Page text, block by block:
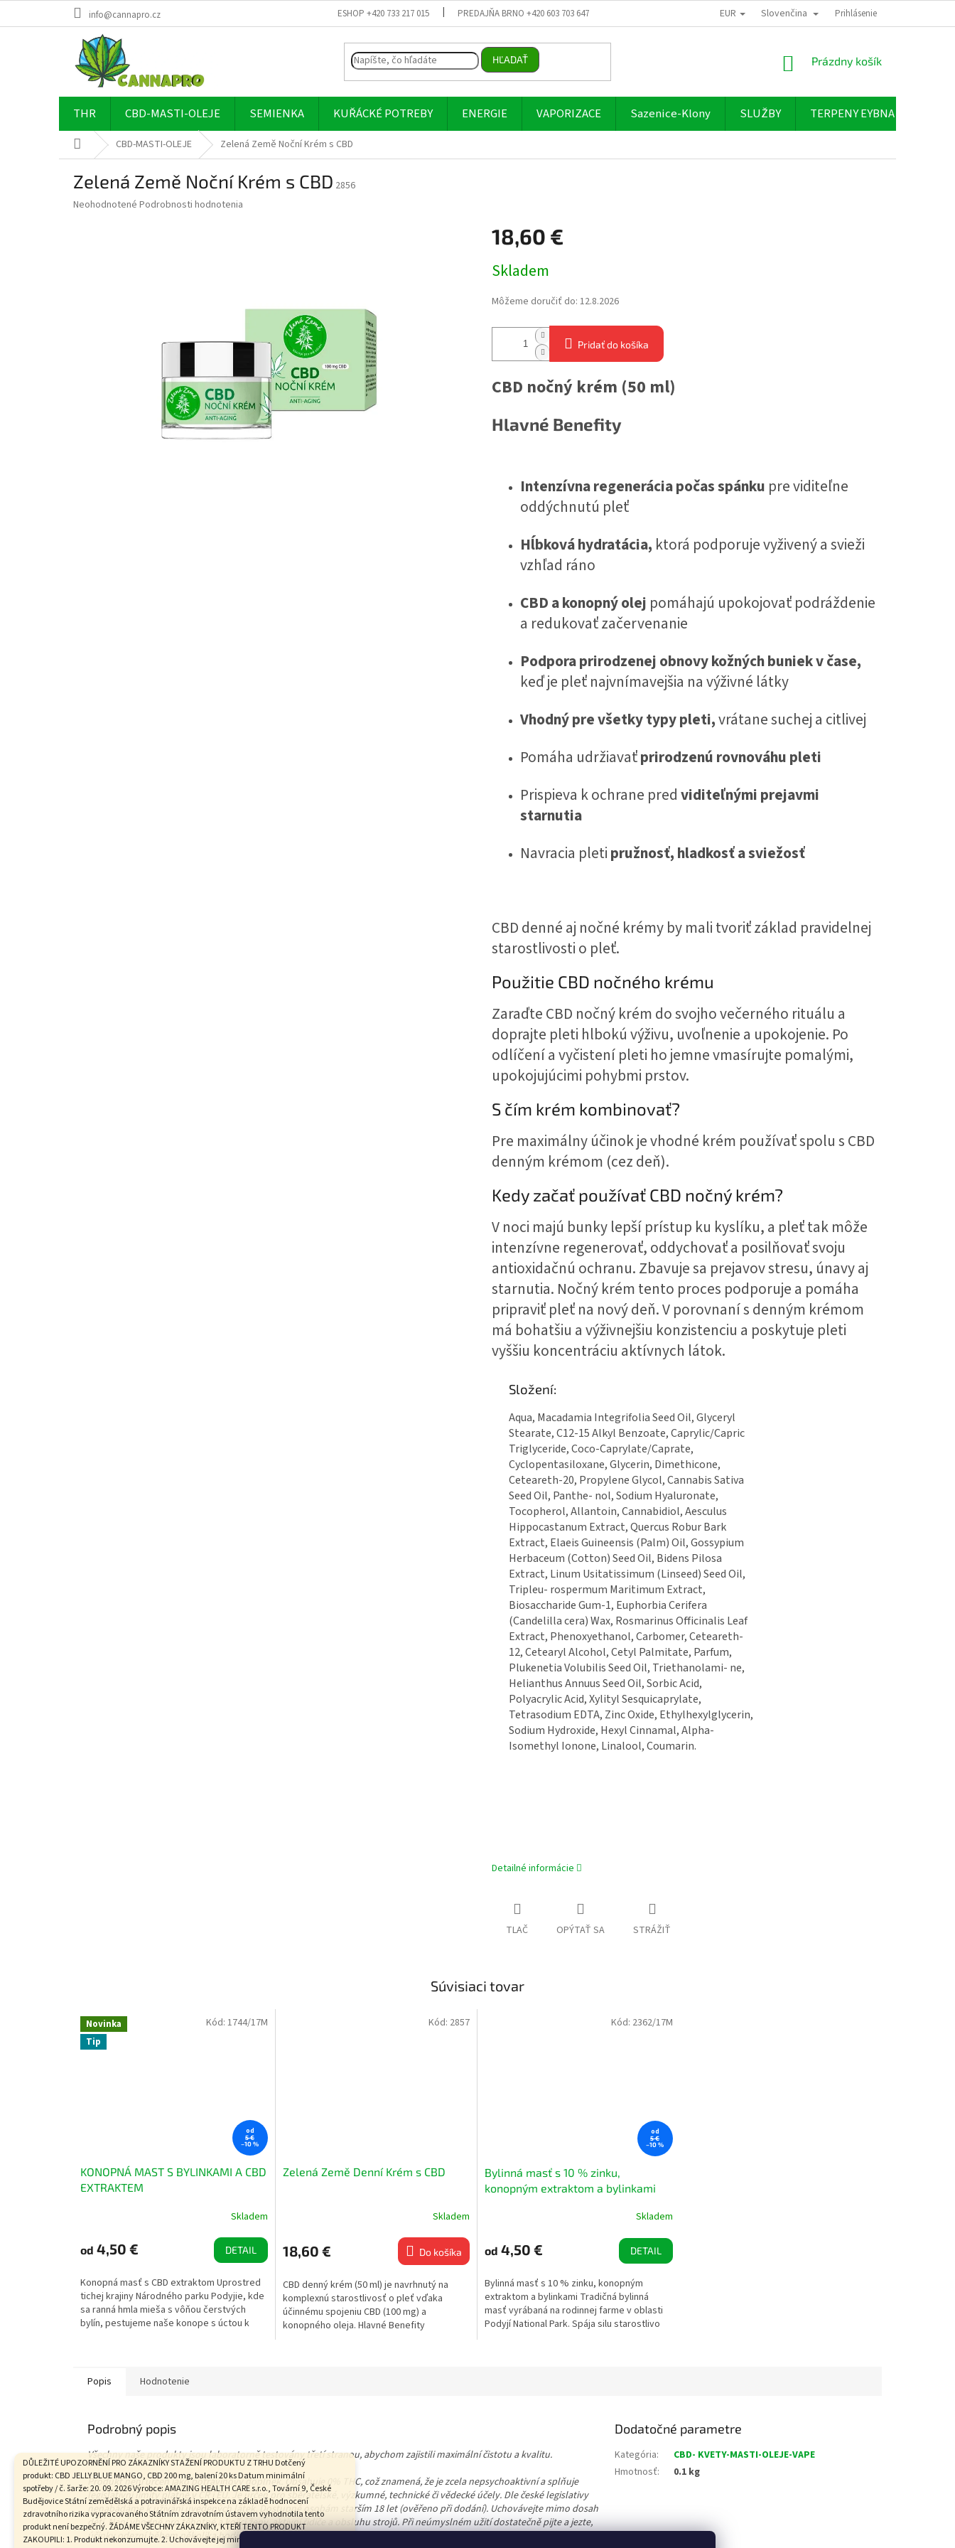
DŮLEŽITÉ UPOZORNĚNÍ PRO ZÁKAZNÍKY STAŽENÍ PRODUKTU Z TRHU Dotčený
produkt: CBD JELLY BLUE MANGO, CBD 200 mg, balení 20 ks Datum minimální
spotřeby / č. šarže: 20. 09. 2026 Výrobce: AMAZING HEALTH CARE s.r.o., Tovární 9, České
Budějovice Státní zemědělská a potravinářská inspekce na základě hodnocení
zdravotního rizika vypracovaného Státním zdravotním ústavem vyhodnotila tento
produkt není bezpečný. ŽÁDÁME VŠECHNY ZÁKAZNÍKY, KTEŘÍ TENTO PRODUKT
ZAKOUPILI: 1. Produkt nekonzumujte. 2. Uchovávejte jej mimo dosah dětí. 3. Vraťte jej
info@cannapro.cz ESHOP +420 733 217 015 PREDAJŇA BRNO +420 603 703 647 EUR Slovenčina Prihlásenie
HĽADAŤ
NÁKUPNÝ
Prázdny košík
THR CBD-MASTI-OLEJE SEMIENKA KUŘÁCKÉ POTREBY ENERGIE VAPORIZACE Sazenice-Klony SLUŽBY TERPENY EYBNA
Domov CBD-MASTI-OLEJE Zelená Země Noční Krém s CBD
Zelená Země Noční Krém s CBD 2856
Priemerné
Neohodnotené Podrobnosti hodnotenia
18,60 €
cena:
Skladem
Môžeme doručiť do: 12.8.2026
Pridať do košíka
CBD nočný krém (50 ml)
Hlavné Benefity
Intenzívna regenerácia počas spánku pre viditeľne
oddýchnutú pleť
Hĺbková hydratácia, ktorá podporuje vyživený a svieži
vzhľad ráno
CBD a konopný olej pomáhajú upokojovať podráždenie
a redukovať začervenanie
Podpora prirodzenej obnovy kožných buniek v čase,
keď je pleť najvnímavejšia na výživné látky
Vhodný pre všetky typy pleti,vrátane suchej a citlivej
Pomáha udržiavaťprirodzenú rovnováhu pleti
Prispieva k ochrane predviditeľnými prejavmi
starnutia
Navracia pletipružnosť, hladkosť a sviežosť
CBD denné aj nočné krémy by mali tvoriť základ pravidelnej
starostlivosti o pleť.
Použitie CBD nočného krému
Zaraďte CBD nočný krém do svojho večerného rituálu a
doprajte pleti hlbokú výživu, uvoľnenie a upokojenie. Po
odlíčení a vyčistení pleti ho jemne vmasírujte pomalými,
upokojujúcimi pohybmi prstov.
S čím krém kombinovať?
Pre maximálny účinok je vhodné krém používať spolu s CBD
denným krémom (cez deň).
Kedy začať používať CBD nočný krém?
V noci majú bunky lepší prístup ku kyslíku, a pleť tak môže
intenzívne regenerovať, oddychovať a posilňovať svoju
antioxidačnú ochranu. Zbavuje sa prejavov stresu, únavy aj
starnutia. Nočný krém tento proces podporuje a pomáha
pripraviť pleť na nový deň. V porovnaní s denným krémom
má bohatšiu a výživnejšiu konzistenciu a poskytuje pleti
vyššiu koncentráciu aktívnych látok.
Složení:
Aqua, Macadamia Integrifolia Seed Oil, Glyceryl
Stearate, C12-15 Alkyl Benzoate, Caprylic/Capric
Triglyceride, Coco-Caprylate/Caprate,
Cyclopentasiloxane, Glycerin, Dimethicone,
Ceteareth-20, Propylene Glycol, Cannabis Sativa
Seed Oil, Panthe- nol, Sodium Hyaluronate,
Tocopherol, Allantoin, Cannabidiol, Aesculus
Hippocastanum Extract, Quercus Robur Bark
Extract, Elaeis Guineensis (Palm) Oil, Gossypium
Herbaceum (Cotton) Seed Oil, Bidens Pilosa
Extract, Linum Usitatissimum (Linseed) Seed Oil,
Tripleu- rospermum Maritimum Extract,
Biosaccharide Gum-1, Euphorbia Cerifera
(Candelilla cera) Wax, Rosmarinus Officinalis Leaf
Extract, Phenoxyethanol, Carbomer, Ceteareth-
12, Cetearyl Alcohol, Cetyl Palmitate, Parfum,
Plukenetia Volubilis Seed Oil, Triethanolami- ne,
Helianthus Annuus Seed Oil, Sorbic Acid,
Polyacrylic Acid, Xylityl Sesquicaprylate,
Tetrasodium EDTA, Zinc Oxide, Ethylhexylglycerin,
Sodium Hydroxide, Hexyl Cinnamal, Alpha-
Isomethyl Ionone, Linalool, Coumarin.
Detailné informácie
TLAČ OPÝTAŤ SA STRÁŽIŤ
Súvisiaci tovar
Novinka
Tip
od
5 €
–10 %
KONOPNÁ MAST S BYLINKAMI A CBD
EXTRAKTEM
Skladem
od 4,50 € DETAIL
Konopná masť s CBD extraktom Uprostred
tichej krajiny Národného parku Podyjie, kde
sa ranná hmla mieša s vôňou čerstvých
bylín, pestujeme naše konope s úctou k
Kód: 1744/17M
Zelená Země Denní Krém s CBD
Skladem
18,60 € Do košíka
CBD denný krém (50 ml) je navrhnutý na
komplexnú starostlivosť o pleť vďaka
účinnému spojeniu CBD (100 mg) a
konopného oleja. Hlavné Benefity
Kód: 2857
od
5 €
–10 %
Bylinná masť s 10 % zinku,
konopným extraktom a bylinkami
Skladem
od 4,50 € DETAIL
Bylinná masť s 10 % zinku, konopným
extraktom a bylinkami Tradičná bylinná
masť vyrábaná na rodinnej farme v oblasti
Podyjí National Park. Spája silu starostlivo
Kód: 2362/17M
Popis Hodnotenie
Podrobný popis
Všechny naše produkty jsou laboratorně testovány třetí stranou, abychom zajistili maximální čistotu a kvalitu.
Produkt není určen jako potravinový doplněk. Obsahuje 0% THC, což znamená, že je zcela nepsychoaktivní a splňuje
legislativní limity platné v ČR i EU. Je určen pro sběratelské, výzkumné, technické či vědecké účely. Dle české legislativy
nenabádáme k užívání uvedených látek. Dostupné osobám starším 18 let (ověřeno při dodání). Uchovávejte mimo dosah
dětí. Není vhodné pro těhotné a kojící ženy, aktivní řidiče a obsluhu strojů. Při neúmyslném užití dostatečně pijte a jezte,
účinky odezní během několika hodin. Produkt je v souladu se zákonem §5 č. 167/1998 Sb.
Dodatočné parametre
Kategória:
CBD- KVETY-MASTI-OLEJE-VAPE
Hmotnosť: 0.1 kg